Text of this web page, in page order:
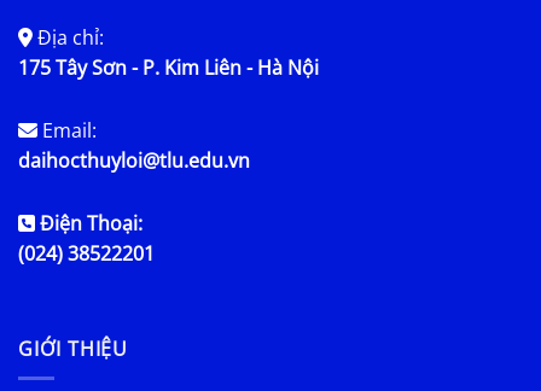
Địa chỉ:
175 Tây Sơn - P. Kim Liên - Hà Nội
Email:
daihocthuyloi@tlu.edu.vn
Điện Thoại:
(024) 38522201
GIỚI THIỆU